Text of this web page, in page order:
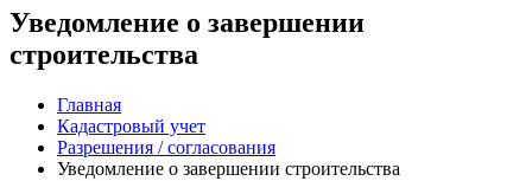
Уведомление о завершении
строительства
Главная
Кадастровый учет
Разрешения / согласования
Уведомление о завершении строительства